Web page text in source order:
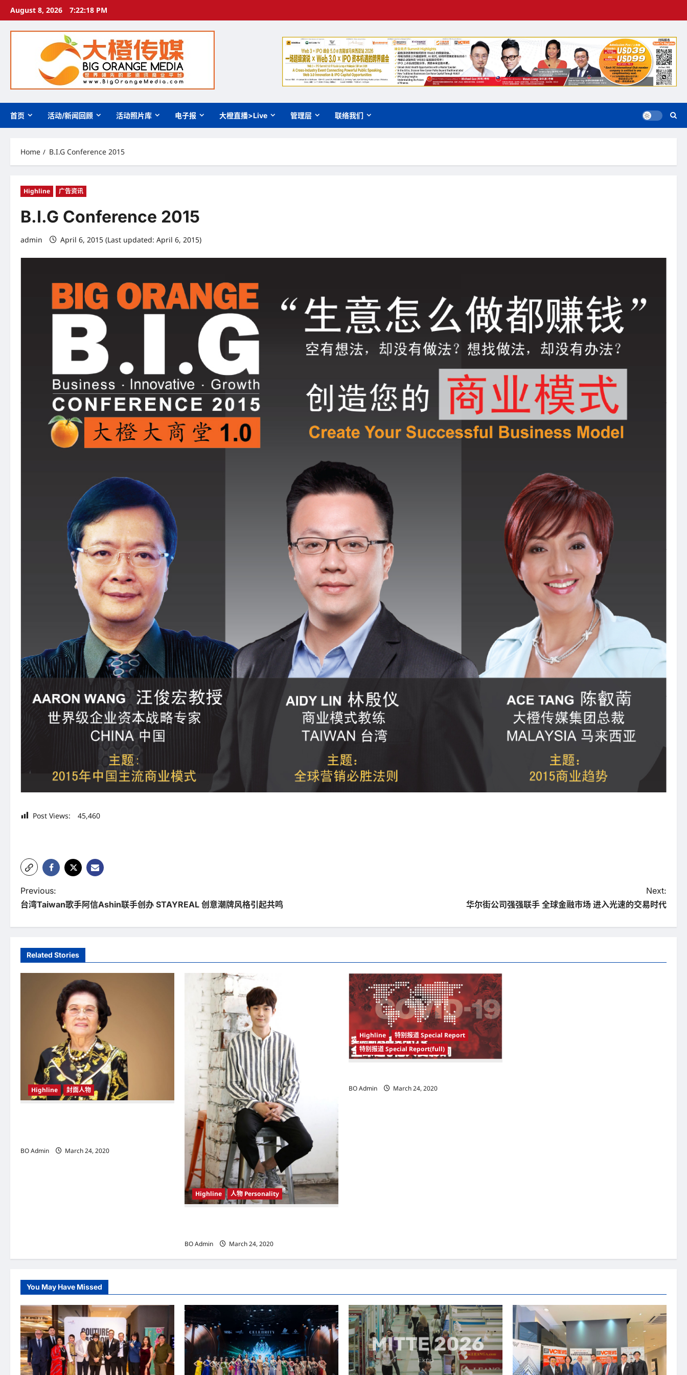
Skip
content
August 8, 2026 7:22:19 PM
首页 活动/新闻回顾 活动照片库 电子报 大橙直播>Live 管理层 联络我们
Home B.I.G Conference 2015
Highline 广告资讯
B.I.G Conference 2015
admin April 6, 2015 (Last updated: April 6, 2015)
Post Views: 45,460
P
o
s
t
n
Previous:
台湾Taiwan歌手阿信Ashin联手创办 STAYREAL 创意潮牌风格引起共鸣
Next:
华尔街公司强强联手 全球金融市场 进入光速的交易时代
Related Stories
Highline 封面人物
BO Admin
March 24, 2020
Highline 人物 Personality
BO Admin
March 24, 2020
Highline
特别报道 Special Report
特别报道 Special Report(full)
BO Admin
March 24, 2020
You May Have Missed